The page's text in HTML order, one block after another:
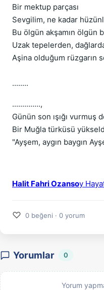
Bir mektup parçası
Sevgilim, ne kadar
Bu ölgün akşamın ölgün
Uzak tepelerden,
Aşina olduğum rüzgarın
........
..............,
Günün son ışığı vurmuş
Bir Muğla türküsü
"Ayşem, aygın baygın
Halit Fahri Ozansoy
♡ 0 beğeni · 0 yorum
Yorumlar 0
Yorum